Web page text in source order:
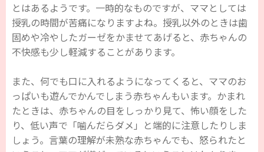
とはあるようです。一時的なものですが、ママとしては
授乳の時間が苦痛になりますよね。授乳以外のときは歯
固めや冷やしたガーゼをかませてあげると、赤ちゃんの
不快感も少し軽減することがあります。
また、何でも口に入れるようになってくると、ママのお
っぱいも遊んでかんでしまう赤ちゃんもいます。かまれ
たときは、赤ちゃんの目をしっかり見て、怖い顔をした
り、低い声で「噛んだらダメ」と端的に注意したりしま
しょう。言葉の理解が未熟な赤ちゃんでも、怒られたと